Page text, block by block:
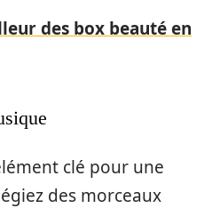
des box beauté en
clé pour une
des morceaux